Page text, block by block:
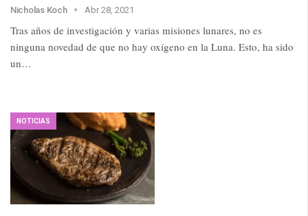
Nicholas Koch Abr 28, 2021
Tras años de investigación y varias misiones lunares, no es
ninguna novedad de que no hay oxígeno en la Luna. Esto, ha sido
un…
NOTICIAS